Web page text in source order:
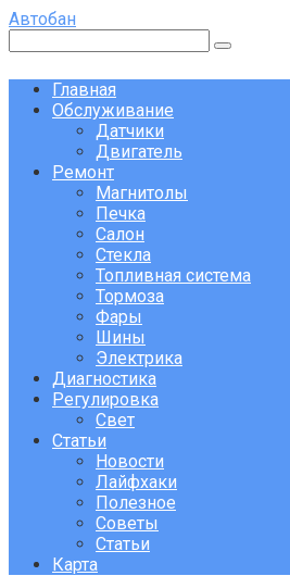
Перейти
контенту
Автобан
Главная
Обслуживание
Датчики
Двигатель
Ремонт
Магнитолы
Печка
Салон
Стекла
Топливная система
Тормоза
Фары
Шины
Электрика
Диагностика
Регулировка
Свет
Статьи
Новости
Лайфхаки
Полезное
Советы
Статьи
Карта